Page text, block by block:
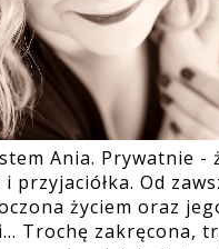
Ania. Prywatnie -
i przyjaciółka. Od
życiem oraz
Trochę zakręcona,